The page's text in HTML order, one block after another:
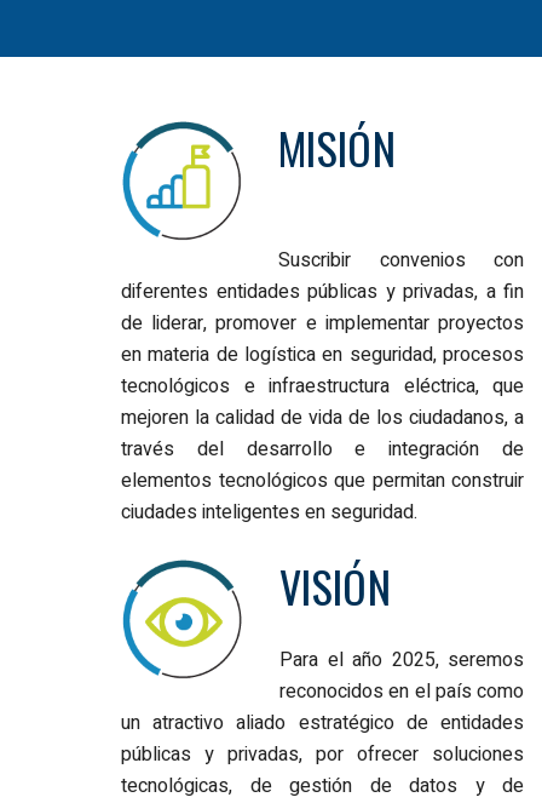
MISIÓN
Suscribir convenios con
diferentes entidades públicas y privadas, a fin
de liderar, promover e implementar proyectos
en materia de logística en seguridad, procesos
tecnológicos e infraestructura eléctrica, que
mejoren la calidad de vida de los ciudadanos, a
través del desarrollo e integración de
elementos tecnológicos que permitan construir
ciudades inteligentes en seguridad.
VISIÓN
Para el año 2025, seremos
reconocidos en el país como
un atractivo aliado estratégico de entidades
públicas y privadas, por ofrecer soluciones
tecnológicas, de gestión de datos y de